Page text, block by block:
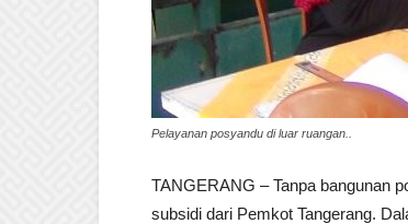
Pelayanan posyandu di luar ruangan..
TANGERANG – Tanpa bangunan
subsidi dari Pemkot Tangerang.